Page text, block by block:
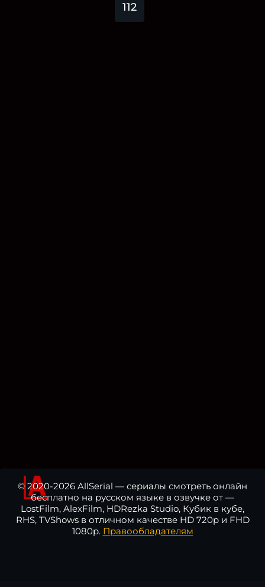
112
© 2020-2026 AllSerial — сериалы смотреть онлайн
бесплатно на русском языке в озвучке от —
LostFilm, AlexFilm, HDRezka Studio, Кубик в кубе,
RHS, TVShows в отличном качестве HD 720p и FHD
1080p. Правообладателям